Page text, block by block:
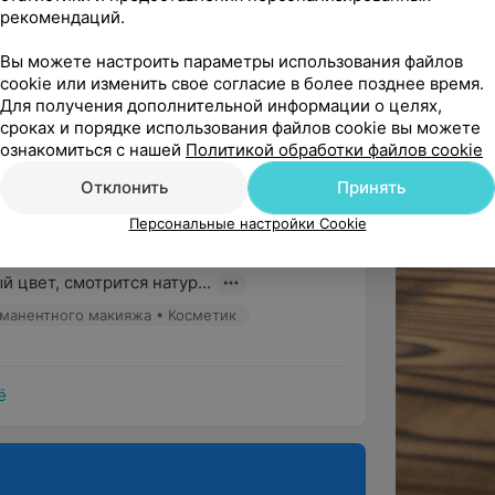
макияжа
основных видов перманентного
и естественного вида.
более густыми, ровными и четкими,
оттенок от теней
в общении мастер. Процедура
и безболезненно. Я нашла...
бровей. Прекрасная работа:
цвет, смотрится натур...
макияжа • Косметик
рекомендаций.
Вы можете настроить параметры использования файлов
cookie или изменить свое согласие в более позднее время.
Для получения дополнительной информации о целях,
сроках и порядке использования файлов cookie вы можете
ознакомиться с нашей Политикой обработки файлов cookie
Отклонить
Принять
Персональные настройки Cookie